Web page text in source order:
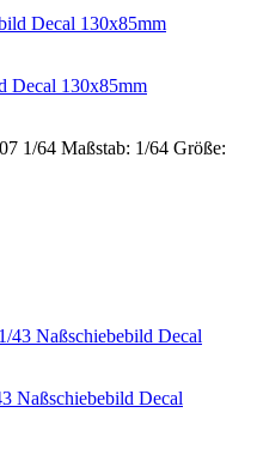
Decal 130x85mm
1/64 Maßstab: 1/64 Größe:
Naßschiebebild Decal